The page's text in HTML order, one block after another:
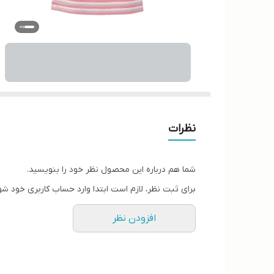
نظرات
شما هم درباره این محصول نظر خود را بنویسید.
برای ثبت نظر، لازم است ابتدا وارد حساب کاربری خود
افزودن نظر